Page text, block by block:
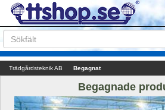
Trädgårdsteknik AB Begagnat
Begagnade